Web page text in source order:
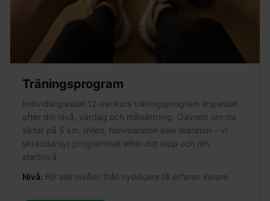
Träningsprogram
Individanpassat 12-veckors träningsprogram anpassat
efter din nivå, vardag och målsättning. Oavsett om du
siktar på 5 km, milen, halvmaraton eller maraton – vi
skräddarsyr programmet efter ditt lopp och din
startnivå.
Nivå: För alla nivåer: från nybörjare till erfaren löpare.